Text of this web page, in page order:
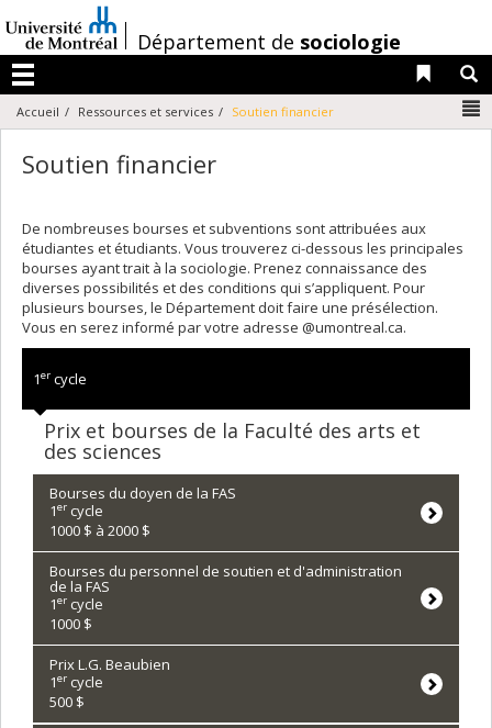
au
contenu
/Département de sociologie
Menu
Liens
Accueil Ressources et services Soutien financier
Soutien financier
De nombreuses bourses et subventions sont attribuées aux
étudiantes et étudiants. Vous trouverez ci-dessous les principales
bourses ayant trait à la sociologie. Prenez connaissance des
diverses possibilités et des conditions qui s’appliquent. Pour
plusieurs bourses, le Département doit faire une présélection.
Vous en serez informé par votre adresse @umontreal.ca.
1er cycle
Prix et bourses de la Faculté des arts et
des sciences
Bourses du doyen de la FAS
1er cycle
1000 $ à 2000 $
Bourses du personnel de soutien et d'administration
de la FAS
1er cycle
1000 $
Prix L.G. Beaubien
1er cycle
500 $